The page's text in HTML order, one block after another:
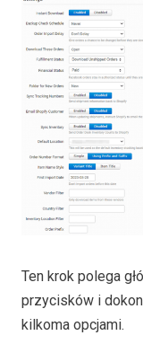
Ten krok polega
przycisków i
kilkoma opcjami.